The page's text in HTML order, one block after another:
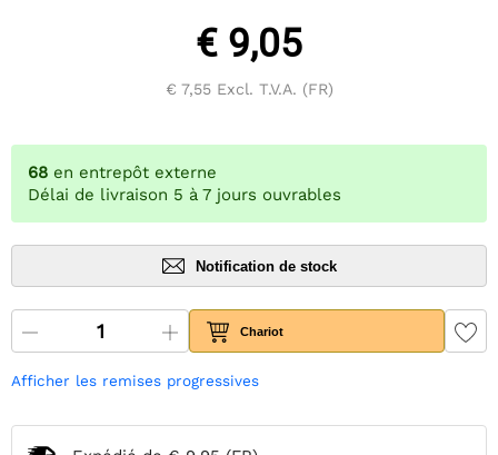
€ 9,05
€ 7,55Excl. T.V.A. (FR)
68 en entrepôt externe
Délai de livraison 5 à 7 jours ouvrables
Notification de stock
Chariot
Afficher les remises progressives